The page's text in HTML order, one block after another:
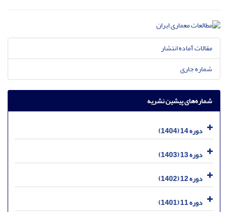
مقالات آماده انتشار
شماره جاری
شماره‌های پیشین نشریه
دوره 14 (1404)
دوره 13 (1403)
دوره 12 (1402)
دوره 11 (1401)